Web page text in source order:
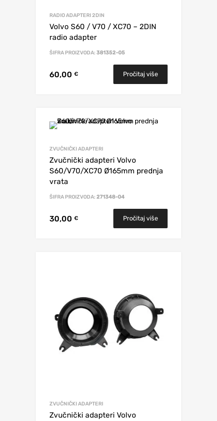
RADIO ADAPTERI 2DIN
Volvo S60 / V70 / XC70 – 2DIN
radio adapter
ŠIFRA PROIZVODA: 381352-05
60,00 € Pročitaj više
ZVUČNIČKI ADAPTERI
Zvučnički adapteri Volvo
S60/V70/XC70 Ø165mm prednja
vrata
ŠIFRA PROIZVODA: 271348-04
30,00 € Pročitaj više
ZVUČNIČKI ADAPTERI
Zvučnički adapteri Volvo